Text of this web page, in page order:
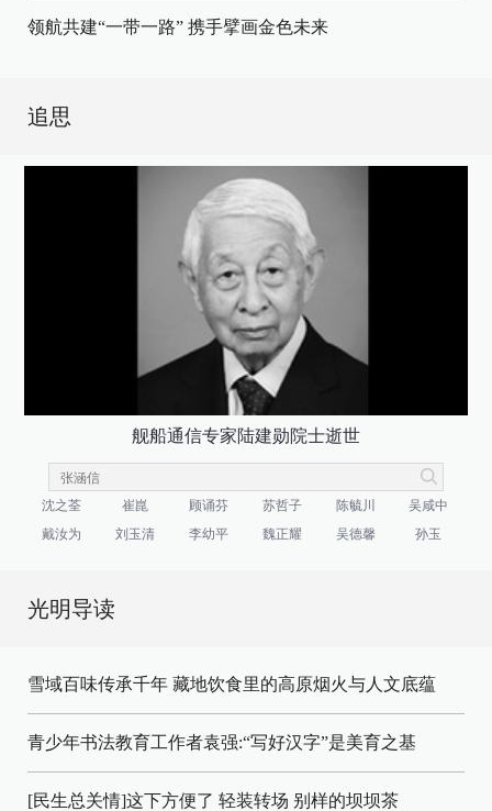
领航共建“一带一路” 携手擘画金色未来
追思
舰船通信专家陆建勋院士逝世
沈之荃 崔崑 顾诵芬 苏哲子 陈毓川
吴咸中
戴汝为
刘玉清 李幼平 魏正耀 吴德馨 孙玉
光明导读
雪域百味传承千年 藏地饮食里的高原烟火与人文底蕴
青少年书法教育工作者袁强:“写好汉字”是美育之基
[民生总关情]这下方便了 轻装转场 别样的坝坝茶